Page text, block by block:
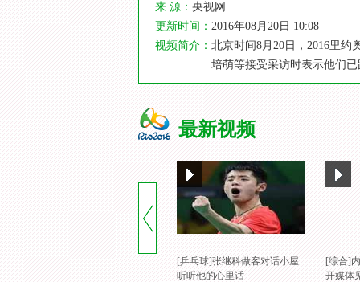
来 源： 央视网
更新时间： 2016年08月20日 10:08
视频简介： 北京时间8月20日，2016里
培萌等接受采访时表示他们
最新视频
[乒乓球]张继科做客对话小屋
听听他的心里话
[综合]
开媒体